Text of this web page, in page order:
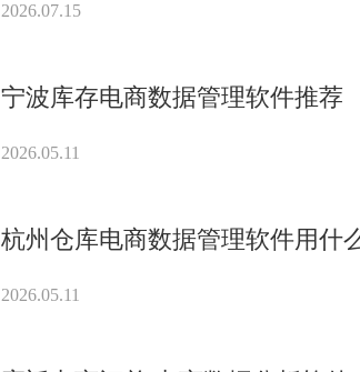
2026.07.15
宁波库存电商数据管理软件推荐
2026.05.11
杭州仓库电商数据管理软件用什
2026.05.11